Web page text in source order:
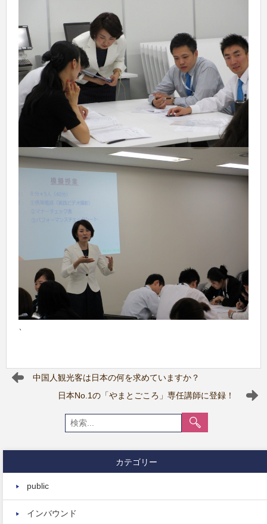
中国人観光客は日本の何を求めていますか？
日本No.1の「やまとごころ」専任講師に登録！
カテゴリー
public
インバウンド